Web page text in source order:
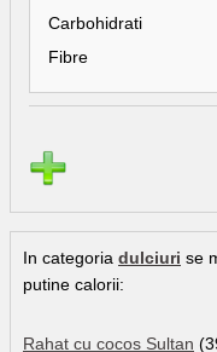
Carbohidrati
Fibre
In categoria dulciuri se
putine calorii:
Rahat cu cocos Sultan